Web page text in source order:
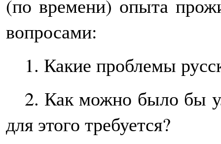
(по времени) опыта
вопросами:
1. Какие проблемы
2. Как можно было бы
для этого требуется?